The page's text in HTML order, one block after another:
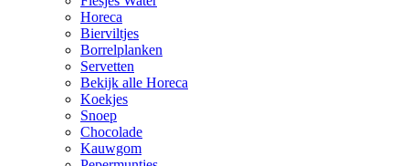
Horeca
Bierviltjes
Borrelplanken
Servetten
Bekijk alle Horeca
Koekjes
Snoep
Chocolade
Kauwgom